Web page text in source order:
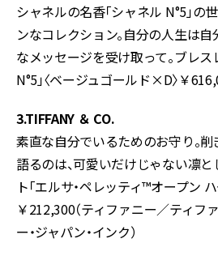
シャネルの名香「シャネル N°5」
ンなコレクション。自分の人生は
なメッセージを受け取って。ブレス
N°5」〈ベージュゴールド×D〉￥
3.TIFFANY ＆ CO.
素直な自分でいるためのお守り。
語るのは、可愛いだけじゃない凛と
ト「エルサ・ペレッティ™オープン ハ
￥212,300（ティファニー／ティフ
ー・ジャパン・インク）